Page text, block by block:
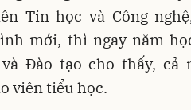
Tin học và Công
mới, thì ngay năm
Đào tạo cho thấy, cả
viên tiểu học.